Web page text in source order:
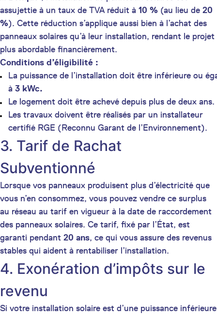
assujettie à un taux de TVA réduit à 10 % (au lieu de 20
%). Cette réduction s’applique aussi bien à l’achat des
panneaux solaires qu’à leur installation, rendant le projet
plus abordable financièrement.
Conditions d’éligibilité :
La puissance de l’installation doit être inférieure ou
à 3 kWc.
Le logement doit être achevé depuis plus de deux ans.
Les travaux doivent être réalisés par un installateur
certifié RGE (Reconnu Garant de l’Environnement).
3. Tarif de Rachat
Subventionné
Lorsque vos panneaux produisent plus d’électricité que
vous n’en consommez, vous pouvez vendre ce surplus
au réseau au tarif en vigueur à la date de raccordement
des panneaux solaires. Ce tarif, fixé par l’État, est
garanti pendant 20 ans, ce qui vous assure des revenus
stables qui aident à rentabiliser l’installation.
4. Exonération d’impôts sur le
revenu
Si votre installation solaire est d’une puissance inférieure